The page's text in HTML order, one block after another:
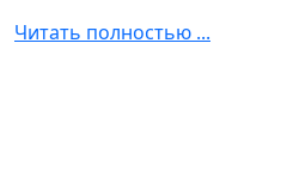
Читать полностью ...